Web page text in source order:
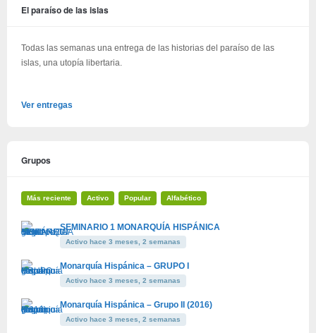
El paraíso de las islas
Todas las semanas una entrega de las historias del paraíso de las
islas, una utopía libertaria.
Ver entregas
Grupos
Más reciente Activo Popular Alfabético
SEMINARIO 1 MONARQUÍA HISPÁNICA
Activo hace 3 meses, 2 semanas
Monarquía Hispánica – GRUPO I
Activo hace 3 meses, 2 semanas
Monarquía Hispánica – Grupo II (2016)
Activo hace 3 meses, 2 semanas